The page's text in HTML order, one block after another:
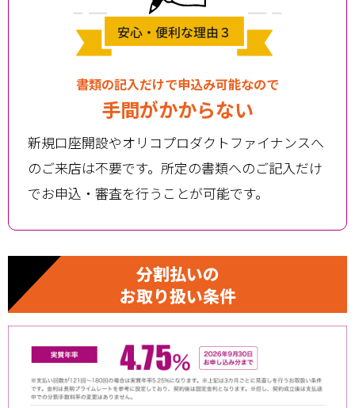
書類の記入だけで申込み可能なので
手間がかからない
新規口座開設やオリコプロダクトファイナンスへ
のご来店は不要です。所定の書類へのご記入だけ
でお申込・審査を行うことが可能です。
分割払いの
お取り扱い条件